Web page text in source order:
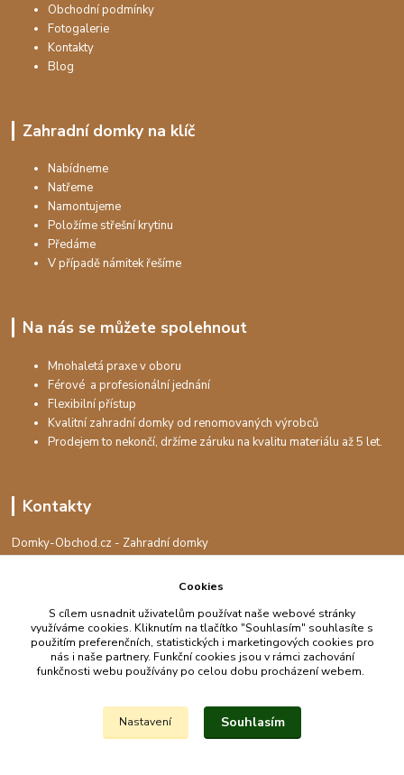
Obchodní podmínky
Fotogalerie
Kontakty
Blog
Zahradní domky na klíč
Nabídneme
Natřeme
Namontujeme
Položíme střešní krytinu
Předáme
V případě námitek řešíme
Na nás se můžete spolehnout
Mnohaletá praxe v oboru
Férové a profesionální jednání
Flexibilní přístup
Kvalitní zahradní domky od renomovaných výrobců
Prodejem to nekončí, držíme záruku na kvalitu materiálu až 5 let.
Kontakty
Domky-Obchod.cz - Zahradní domky
+420 730 501 925
info@domky-obchod.cz
Upravit sběr cookies.
Cookies
S cílem usnadnit uživatelům používat naše webové stránky
využíváme cookies. Kliknutím na tlačítko "Souhlasím" souhlasíte s
použitím preferenčních, statistických i marketingových cookies pro
nás i naše partnery. Funkční cookies jsou v rámci zachování
funkčnosti webu používány po celou dobu procházení webem.
Nastavení Souhlasím